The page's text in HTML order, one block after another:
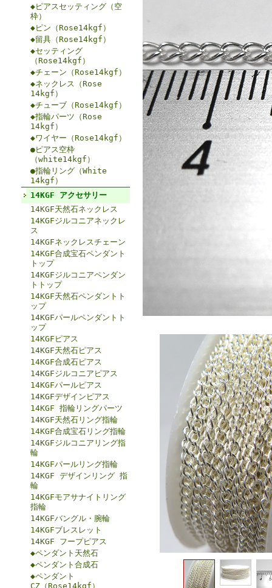
◆ピアスセッティング（空
枠）
◆ピン（Rose14kgf）
◆留具（Rose14kgf）
◆セッティング
（Rose14kgf）
◆チェーン（Rose14kgf）
◆ネックレス（Rose
14kgf）
◆チューブ（Rose14kgf）
◆指輪パーツ（Rose
14kgf）
◆ワイヤー（Rose14kgf）
●ピアス空枠
（white14kgf）
●指輪リング（White
14kgf）
14KGF アクセサリー
14KGF天然石ネックレス
14KGFジルコニアネックレ
ス
14KGFネックレスチェーン
14KGF合成宝石ペンダント
トップ
14KGFジルコニアペンダン
トトップ
14KGF天然石ペンダントト
ップ
14KGFパールペンダントト
ップ
14KGFピアス
14KGF天然石ピアス
14KGF合成石ピアス
14KGFジルコニアピアス
14KGFパールピアス
14KGFデザインピアス
14KGF 指輪リングパーツ
14KGF天然石リング指輪
14KGF合成宝石リング指輪
14KGFジルコニアリング指
輪
14KGFパールリング指輪
14KGF デザインリング 指
輪
14KGFモアサナイトリング
指輪
14KGFバングル・腕輪
14KGFブレスレット
14KGF フープピアス
◆ペンダント天然石
◆ペンダント合成石
◆ペンダント
CZ（Rose14kgf）